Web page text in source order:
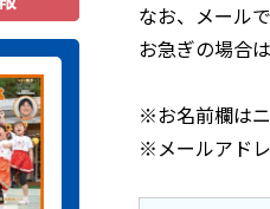
なお、メール
お急ぎの場合
※お名前欄はニ
※メールアド